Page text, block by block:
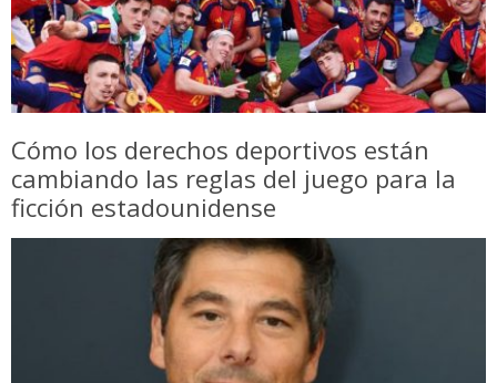
Cómo los derechos deportivos están
cambiando las reglas del juego para la
ficción estadounidense